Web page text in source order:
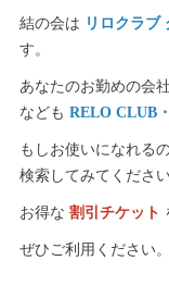
結の会は リロクラブ
す。
あなたのお勤めの会
なども RELO CLUB
もしお使いになれる
検索してみてください
お得な 割引チケット
ぜひご利用ください。